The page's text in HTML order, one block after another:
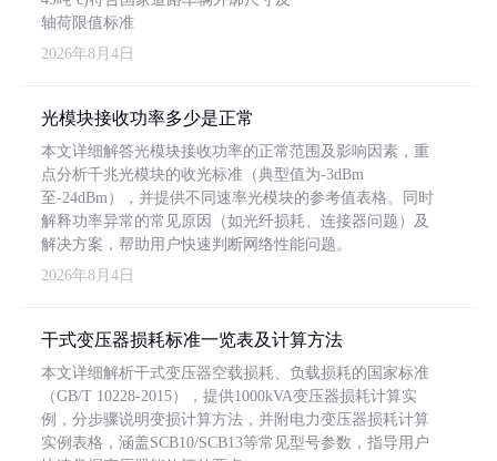
轴荷限值标准
2026年8月4日
光模块接收功率多少是正常
本文详细解答光模块接收功率的正常范围及影响因素，重
点分析千兆光模块的收光标准（典型值为-3dBm
至-24dBm），并提供不同速率光模块的参考值表格。同时
解释功率异常的常见原因（如光纤损耗、连接器问题）及
解决方案，帮助用户快速判断网络性能问题。
2026年8月4日
干式变压器损耗标准一览表及计算方法
本文详细解析干式变压器空载损耗、负载损耗的国家标准
（GB/T 10228-2015），提供1000kVA变压器损耗计算实
例，分步骤说明变损计算方法，并附电力变压器损耗计算
实例表格，涵盖SCB10/SCB13等常见型号参数，指导用户